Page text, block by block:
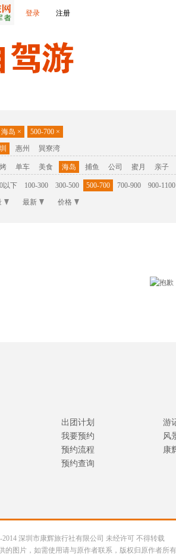
登录 注册
海岛 × 500-700 ×
惠州 巽寮湾
单车 美食 海岛 捕鱼 公司 蜜月 亲子
以下 100-300 300-500 500-700 700-900
900-1100
最新 价格
出团计划
我要预约
预约流程
预约查询
游
风
康
2014 深圳市康辉旅行社有限公司 未经许可 不得转载
的图片，如需使用请与原作者联系，版权归原作者所